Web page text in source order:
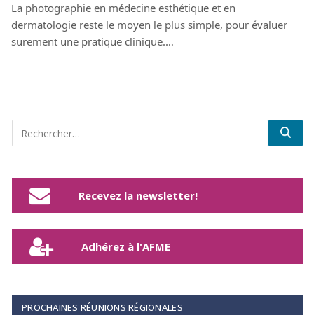
La photographie en médecine esthétique et en
dermatologie reste le moyen le plus simple, pour évaluer
surement une pratique clinique.…
Recevez la newsletter!
Adhérez à l'AFME
PROCHAINES RÉUNIONS RÉGIONALES